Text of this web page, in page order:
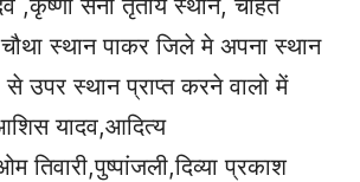
,कृष्णा सैनी तृतीय स्थान, चाहत
चौथा स्थान पाकर जिले मे अपना स्थान
उपर स्थान प्राप्त करने वालो में
यादव,आदित्य
तिवारी,पुष्पांजली,दिव्या प्रकाश